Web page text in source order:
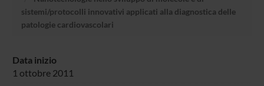
sistemi/protocolli innovativi applicati alla diagnostica delle
patologie cardiovascolari
Data inizio
1 ottobre 2011